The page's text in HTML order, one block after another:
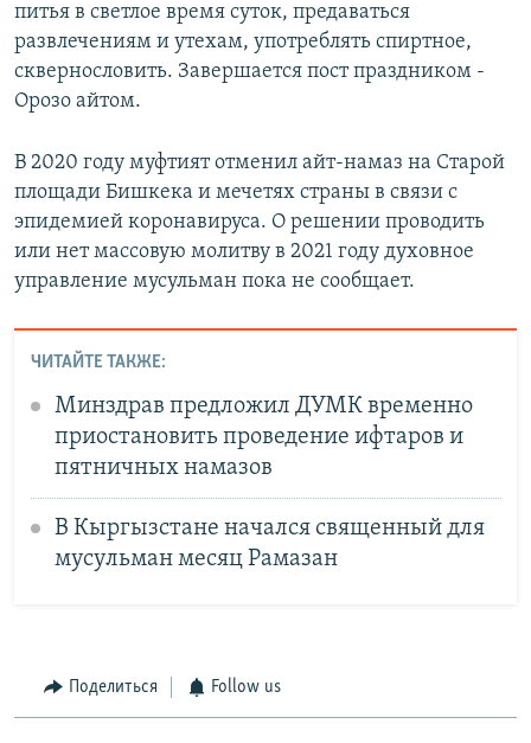
питья в светлое время суток, предаваться
развлечениям и утехам, употреблять спиртное,
сквернословить. Завершается пост праздником -
Орозо айтом.
В 2020 году муфтият отменил айт-намаз на Старой
площади Бишкека и мечетях страны в связи с
эпидемией коронавируса. О решении проводить
или нет массовую молитву в 2021 году духовное
управление мусульман пока не сообщает.
ЧИТАЙТЕ ТАКЖЕ:
Минздрав предложил ДУМК временно
приостановить проведение ифтаров и
пятничных намазов
В Кыргызстане начался священный для
мусульман месяц Рамазан
Поделиться Follow us